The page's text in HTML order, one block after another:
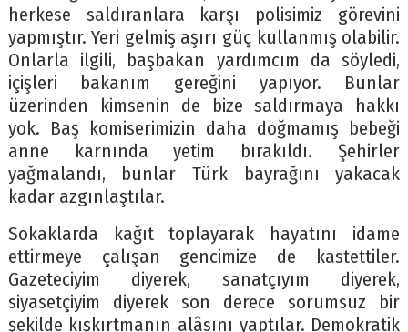
herkese saldıranlara karşı polisimiz görevini
yapmıştır. Yeri gelmiş aşırı güç kullanmış olabilir.
Onlarla ilgili, başbakan yardımcım da söyledi,
içişleri bakanım gereğini yapıyor. Bunlar
üzerinden kimsenin de bize saldırmaya hakkı
yok. Baş komiserimizin daha doğmamış bebeği
anne karnında yetim bırakıldı. Şehirler
yağmalandı, bunlar Türk bayrağını yakacak
kadar azgınlaştılar.
Sokaklarda kağıt toplayarak hayatını idame
ettirmeye çalışan gencimize de kastettiler.
Gazeteciyim diyerek, sanatçıyım diyerek,
siyasetçiyim diyerek son derece sorumsuz bir
şekilde kışkırtmanın alâsını yaptılar. Demokratik